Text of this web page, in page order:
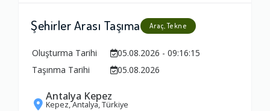
Şehirler Arası Taşıma Araç, Tekne
Oluşturma Tarihi
05.08.2026 - 09:16:15
Taşınma Tarihi
05.08.2026
Antalya Kepez
Kepez, Antalya, Türkiye